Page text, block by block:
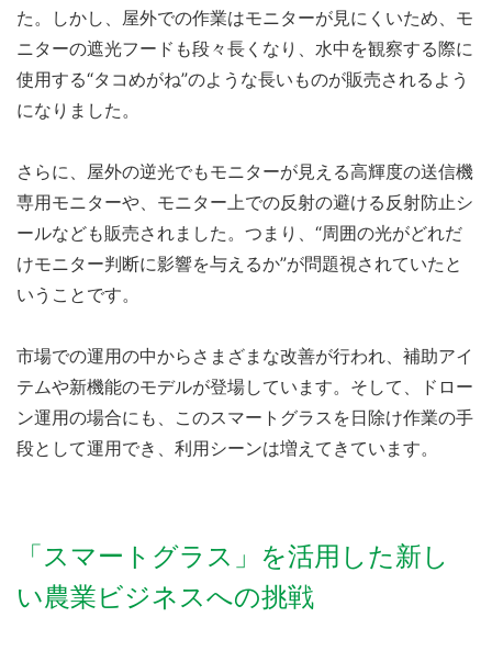
た。しかし、屋外での作業はモニターが見にくいため、モ
ニターの遮光フードも段々長くなり、水中を観察する際に
使用する“タコめがね”のような長いものが販売されるよう
になりました。
さらに、屋外の逆光でもモニターが見える高輝度の送信機
専用モニターや、モニター上での反射の避ける反射防止シ
ールなども販売されました。つまり、“周囲の光がどれだ
けモニター判断に影響を与えるか”が問題視されていたと
いうことです。
市場での運用の中からさまざまな改善が行われ、補助アイ
テムや新機能のモデルが登場しています。そして、ドロー
ン運用の場合にも、このスマートグラスを日除け作業の手
段として運用でき、利用シーンは増えてきています。
「スマートグラス」を活用した新し
い農業ビジネスへの挑戦